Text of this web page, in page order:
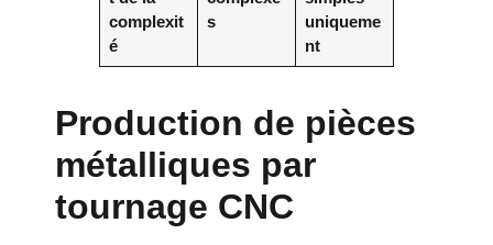
complexit
é
s
uniqueme
nt
Production de pièces
métalliques par
tournage CNC